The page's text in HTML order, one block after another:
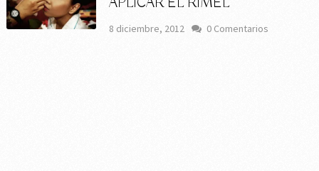
8 diciembre, 2012 0 Comentarios